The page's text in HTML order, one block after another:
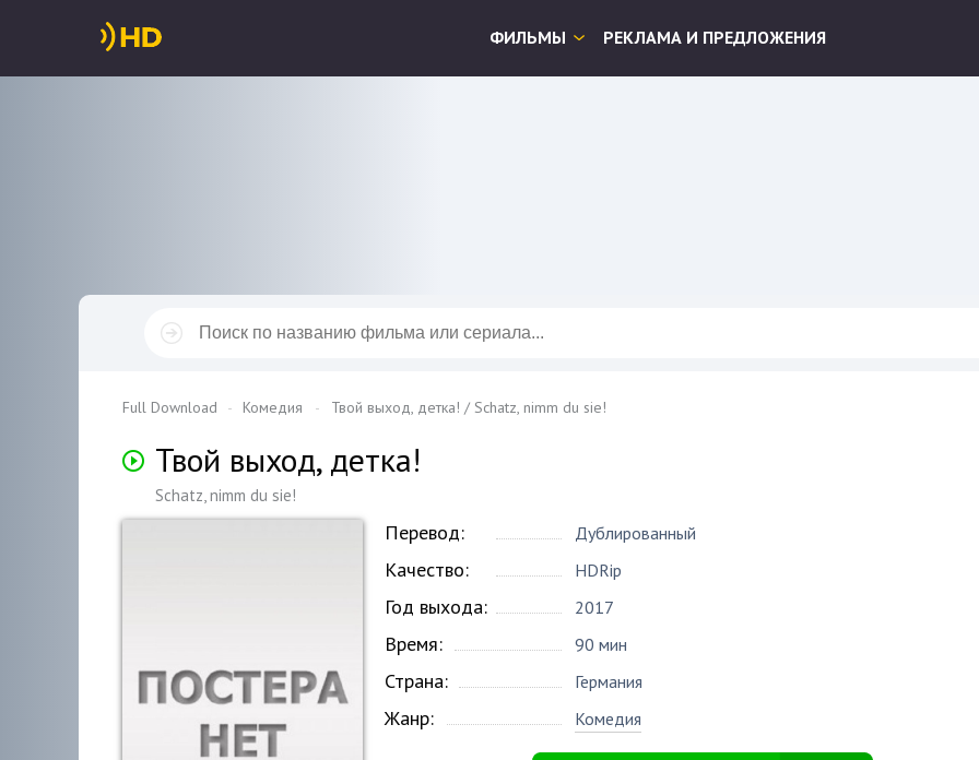
ФИЛЬМЫ РЕКЛАМА И ПРЕДЛОЖЕНИЯ
Full Download Комедия Твой выход, детка! / Schatz, nimm du sie!
Твой выход, детка!
Schatz, nimm du sie!
Перевод: Дублированный
Качество: HDRip
Год выхода: 2017
Время: 90 мин
Страна: Германия
Жанр: Комедия